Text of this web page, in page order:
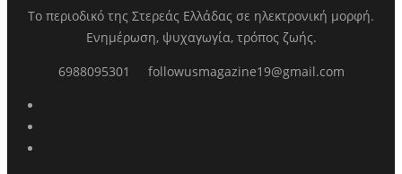
Το περιοδικό της Στερεάς Ελλάδας σε ηλεκτρονική μορφή.
Ενημέρωση, ψυχαγωγία, τρόπος ζωής.
6988095301 followusmagazine19@gmail.com